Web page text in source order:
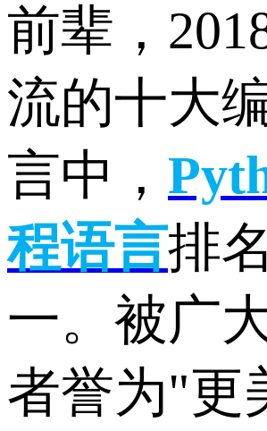
前辈，
流的十大
言中，
程语言排
一。被广
者誉为"更